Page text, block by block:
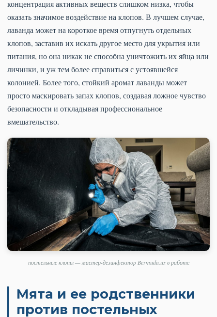
концентрация активных веществ слишком низка, чтобы
оказать значимое воздействие на клопов. В лучшем случае,
лаванда может на короткое время отпугнуть отдельных
клопов, заставив их искать другое место для укрытия или
питания, но она никак не способна уничтожить их яйца или
личинки, и уж тем более справиться с устоявшейся
колонией. Более того, стойкий аромат лаванды может
просто маскировать запах клопов, создавая ложное чувство
безопасности и откладывая профессиональное
вмешательство.
постельные клопы — мастер-дезинфектор Bermuda.uz в работе
Мята и ее родственники
против постельных